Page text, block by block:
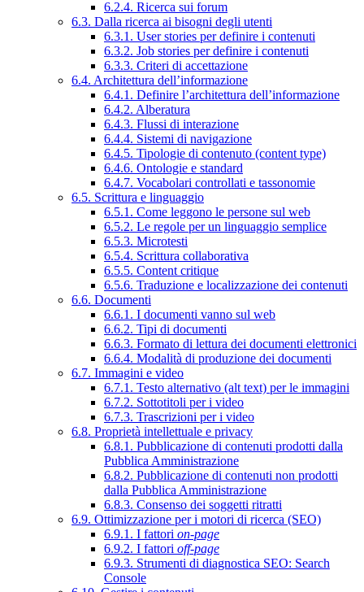
6.2.4. Ricerca sui forum
6.3. Dalla ricerca ai bisogni degli utenti
6.3.1. User stories per definire i contenuti
6.3.2. Job stories per definire i contenuti
6.3.3. Criteri di accettazione
6.4. Architettura dell’informazione
6.4.1. Definire l’architettura dell’informazione
6.4.2. Alberatura
6.4.3. Flussi di interazione
6.4.4. Sistemi di navigazione
6.4.5. Tipologie di contenuto (content type)
6.4.6. Ontologie e standard
6.4.7. Vocabolari controllati e tassonomie
6.5. Scrittura e linguaggio
6.5.1. Come leggono le persone sul web
6.5.2. Le regole per un linguaggio semplice
6.5.3. Microtesti
6.5.4. Scrittura collaborativa
6.5.5. Content critique
6.5.6. Traduzione e localizzazione dei contenuti
6.6. Documenti
6.6.1. I documenti vanno sul web
6.6.2. Tipi di documenti
6.6.3. Formato di lettura dei documenti elettronici
6.6.4. Modalità di produzione dei documenti
6.7. Immagini e video
6.7.1. Testo alternativo (alt text) per le immagini
6.7.2. Sottotitoli per i video
6.7.3. Trascrizioni per i video
6.8. Proprietà intellettuale e privacy
6.8.1. Pubblicazione di contenuti prodotti dalla
Pubblica Amministrazione
6.8.2. Pubblicazione di contenuti non prodotti
dalla Pubblica Amministrazione
6.8.3. Consenso dei soggetti ritratti
6.9. Ottimizzazione per i motori di ricerca (SEO)
6.9.1. I fattori on-page
6.9.2. I fattori off-page
6.9.3. Strumenti di diagnostica SEO: Search
Console